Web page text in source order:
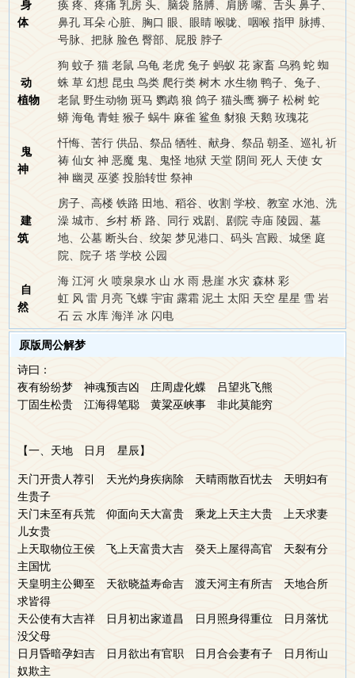
身
体
痪 疼、疼痛 乳房 头、脑袋 胳膊、肩膀 嘴、舌头 鼻子、
鼻孔 耳朵 心脏、胸口 眼、眼睛 喉咙、咽喉 指甲 脉搏、
号脉、把脉 脸色 臀部、屁股 脖子
动
植物
狗 蚊子 猫 老鼠 乌龟 老虎 兔子 蚂蚁 花 家畜 乌鸦 蛇 蜘
蛛 草 幻想 昆虫 鸟类 爬行类 树木 水生物 鸭子、兔子、
老鼠 野生动物 斑马 鹦鹉 狼 鸽子 猫头鹰 狮子 松树 蛇
蟒 海龟 青蛙 猴子 蜗牛 麻雀 鲨鱼 豺狼 天鹅 玫瑰花
鬼
神
忏悔、苦行 供品、祭品 牺牲、献身、祭品 朝圣、巡礼 祈
祷 仙女 神 恶魔 鬼、鬼怪 地狱 天堂 阴间 死人 天使 女
神 幽灵 巫婆 投胎转世 祭神
建
筑
房子、高楼 铁路 田地、稻谷、收割 学校、教室 水池、洗
澡 城市、乡村 桥 路、同行 戏剧、剧院 寺庙 陵园、墓
地、公墓 断头台、绞架 梦见港口、码头 宫殿、城堡 庭
院、院子 塔 学校 公园
自
然
海 江河 火 喷泉泉水 山 水 雨 悬崖 水灾 森林 彩
虹 风 雷 月亮 飞蝶 宇宙 露霜 泥土 太阳 天空 星星 雪 岩
石 云 水库 海洋 冰 闪电
原版周公解梦
诗曰：
夜有纷纷梦 神魂预吉凶 庄周虚化蝶 吕望兆飞熊
丁固生松贵 江海得笔聪 黄粱巫峡事 非此莫能穷
【一、天地 日月 星辰】
天门开贵人荐引 天光灼身疾病除 天晴雨散百忧去 天明妇有
生贵子
天门未至有兵荒 仰面向天大富贵 乘龙上天主大贵 上天求妻
儿女贵
上天取物位王侯 飞上天富贵大吉 癸天上屋得高官 天裂有分
主国忧
天皇明主公卿至 天欲晓益寿命吉 渡天河主有所吉 天地合所
求皆得
天公使有大吉祥 日月初出家道昌 日月照身得重位 日月落忧
没父母
日月昏暗孕妇吉 日月欲出有官职 日月合会妻有子 日月衔山
奴欺主